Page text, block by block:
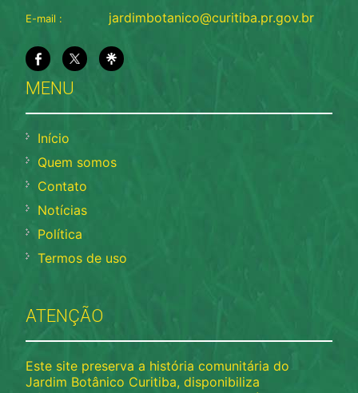
E-mail : jardimbotanico@curitiba.pr.gov.br
MENU
Início
Quem somos
Contato
Notícias
Política
Termos de uso
ATENÇÃO
Este site preserva a história comunitária do
Jardim Botânico Curitiba, disponibiliza